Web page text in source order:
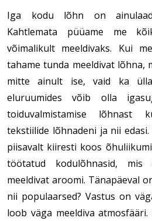
Iga kodu lõhn on
Kahtlemata püüame me
võimalikult meeldivaks. Kui
tahame tunda meeldivat lõhna,
mitte ainult ise, vaid ka
eluruumides võib olla
toiduvalmistamise lõhnast
tekstiilide lõhnadeni ja nii
piisavalt kiiresti koos
töötatud kodulõhnasid, mis
meeldivat aroomi. Tänapäeval
nii populaarsed? Vastus on
loob väga meeldiva